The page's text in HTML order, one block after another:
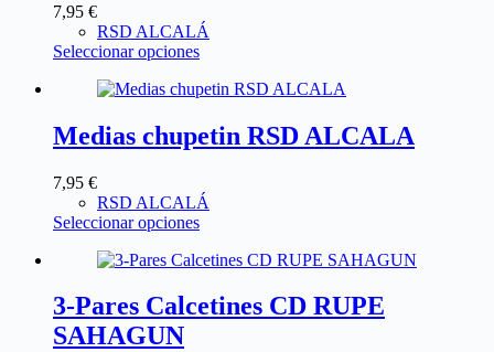
7,95 €
RSD ALCALÁ
Seleccionar opciones
Medias chupetin RSD ALCALA
7,95 €
RSD ALCALÁ
Seleccionar opciones
3-Pares Calcetines CD RUPE
SAHAGUN